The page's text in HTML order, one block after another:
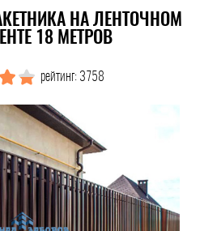
НА ЛЕНТОЧНОМ
18 МЕТРОВ
рейтинг: 3758